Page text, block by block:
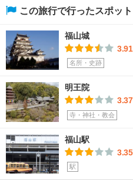
この旅行で行ったスポット
福山城
3.91
名所・史跡
明王院
3.37
寺・神社・教会
福山駅
3.35
駅